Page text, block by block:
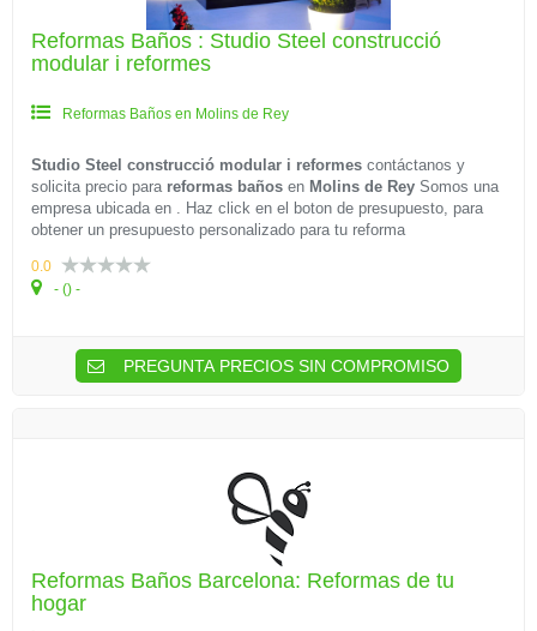
Reformas Baños : Studio Steel construcció
modular i reformes
Reformas Baños en Molins de Rey
Studio Steel construcció modular i reformes contáctanos y
solicita precio para reformas baños en Molins de Rey Somos una
empresa ubicada en . Haz click en el boton de presupuesto, para
obtener un presupuesto personalizado para tu reforma
0.0
- () -
PREGUNTA PRECIOS SIN COMPROMISO
Reformas Baños Barcelona: Reformas de tu
hogar